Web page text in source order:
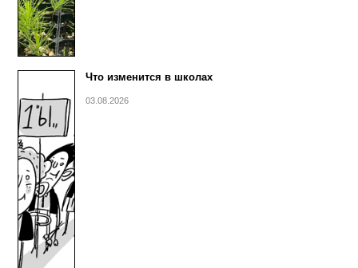
Что изменится в школах
03.08.2026